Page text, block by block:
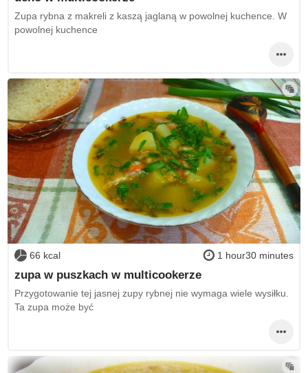
Zupa rybna z makreli z kaszą jaglaną w powolnej kuchence. W
powolnej kuchence
66 kcal 1 hour30 minutes
zupa w puszkach w multicookerze
Przygotowanie tej jasnej zupy rybnej nie wymaga wiele wysiłku.
Ta zupa może być